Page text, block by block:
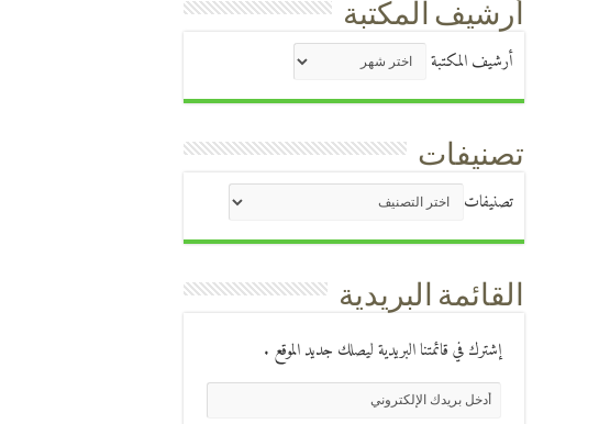
أرشيف المكتبة
أرشيف المكتبة
تصنيفات
تصنيفات
القائمة البريدية
إشترك في قائمتنا البريدية ليصلك جديد الموقع .